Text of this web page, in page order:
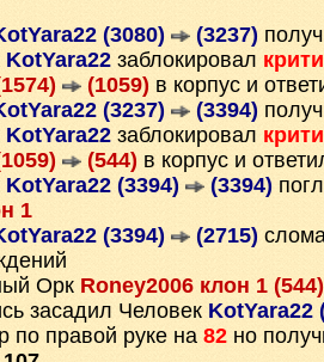
(3080) (3237)
KotYara22 заблокировал
(1059) в корпус и
(3237) (3394)
KotYara22 заблокировал
(544) в корпус и
KotYara22 (3394) (3394)
1
(3394) (2715)
Орк Roney2006 клон 1
засадил Человек KotYara22
по правой руке на 82 но